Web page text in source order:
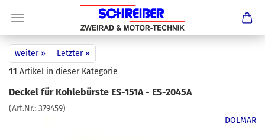
weiter »
Letzter »
11 Artikel in dieser Kategorie
Deckel für Kohlebürste ES-151A - ES-2045A
(Art.Nr.: 379459)
DOLMAR